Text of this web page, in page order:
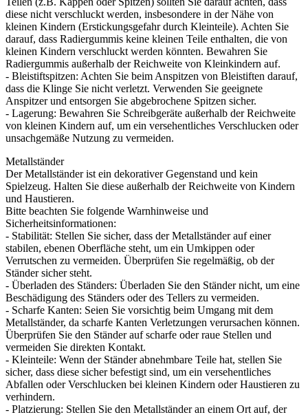
diese nicht verschluckt werden, insbesondere in der Nähe von
kleinen Kindern (Erstickungsgefahr durch Kleinteile). Achten Sie
darauf, dass Radiergummis keine kleinen Teile enthalten, die von
kleinen Kindern verschluckt werden könnten. Bewahren Sie
Radiergummis außerhalb der Reichweite von Kleinkindern auf.
- Bleistiftspitzen: Achten Sie beim Anspitzen von Bleistiften darauf,
dass die Klinge Sie nicht verletzt. Verwenden Sie geeignete
Anspitzer und entsorgen Sie abgebrochene Spitzen sicher.
- Lagerung: Bewahren Sie Schreibgeräte außerhalb der Reichweite
von kleinen Kindern auf, um ein versehentliches Verschlucken oder
unsachgemäße Nutzung zu vermeiden.
Metallständer
Der Metallständer ist ein dekorativer Gegenstand und kein
Spielzeug. Halten Sie diese außerhalb der Reichweite von Kindern
und Haustieren.
Bitte beachten Sie folgende Warnhinweise und
Sicherheitsinformationen:
- Stabilität: Stellen Sie sicher, dass der Metallständer auf einer
stabilen, ebenen Oberfläche steht, um ein Umkippen oder
Verrutschen zu vermeiden. Überprüfen Sie regelmäßig, ob der
Ständer sicher steht.
- Überladen des Ständers: Überladen Sie den Ständer nicht, um eine
Beschädigung des Ständers oder des Tellers zu vermeiden.
- Scharfe Kanten: Seien Sie vorsichtig beim Umgang mit dem
Metallständer, da scharfe Kanten Verletzungen verursachen können.
Überprüfen Sie den Ständer auf scharfe oder raue Stellen und
vermeiden Sie direkten Kontakt.
- Kleinteile: Wenn der Ständer abnehmbare Teile hat, stellen Sie
sicher, dass diese sicher befestigt sind, um ein versehentliches
Abfallen oder Verschlucken bei kleinen Kindern oder Haustieren zu
verhindern.
- Platzierung: Stellen Sie den Metallständer an einem Ort auf, der